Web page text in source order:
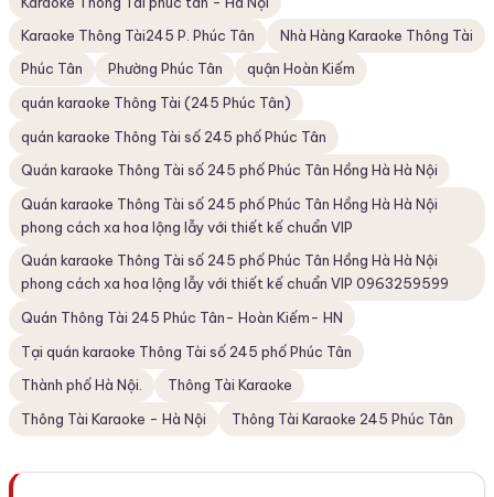
Karaoke Thông Tài245 P. Phúc Tân
Nhà Hàng Karaoke Thông Tài
Phúc Tân
Phường Phúc Tân
quận Hoàn Kiếm
quán karaoke Thông Tài (245 Phúc Tân)
quán karaoke Thông Tài số 245 phố Phúc Tân
Quán karaoke Thông Tài số 245 phố Phúc Tân Hồng Hà Hà Nội
Quán karaoke Thông Tài số 245 phố Phúc Tân Hồng Hà Hà Nội
phong cách xa hoa lộng lẫy với thiết kế chuẩn VIP
Quán karaoke Thông Tài số 245 phố Phúc Tân Hồng Hà Hà Nội
phong cách xa hoa lộng lẫy với thiết kế chuẩn VIP 0963259599
Quán Thông Tài 245 Phúc Tân- Hoàn Kiếm- HN
Tại quán karaoke Thông Tài số 245 phố Phúc Tân
Thành phố Hà Nội.
Thông Tài Karaoke
Thông Tài Karaoke - Hà Nội
Thông Tài Karaoke 245 Phúc Tân